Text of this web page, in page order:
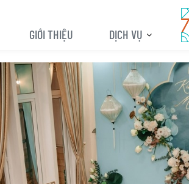
GIỚI THIỆU DỊCH VỤ